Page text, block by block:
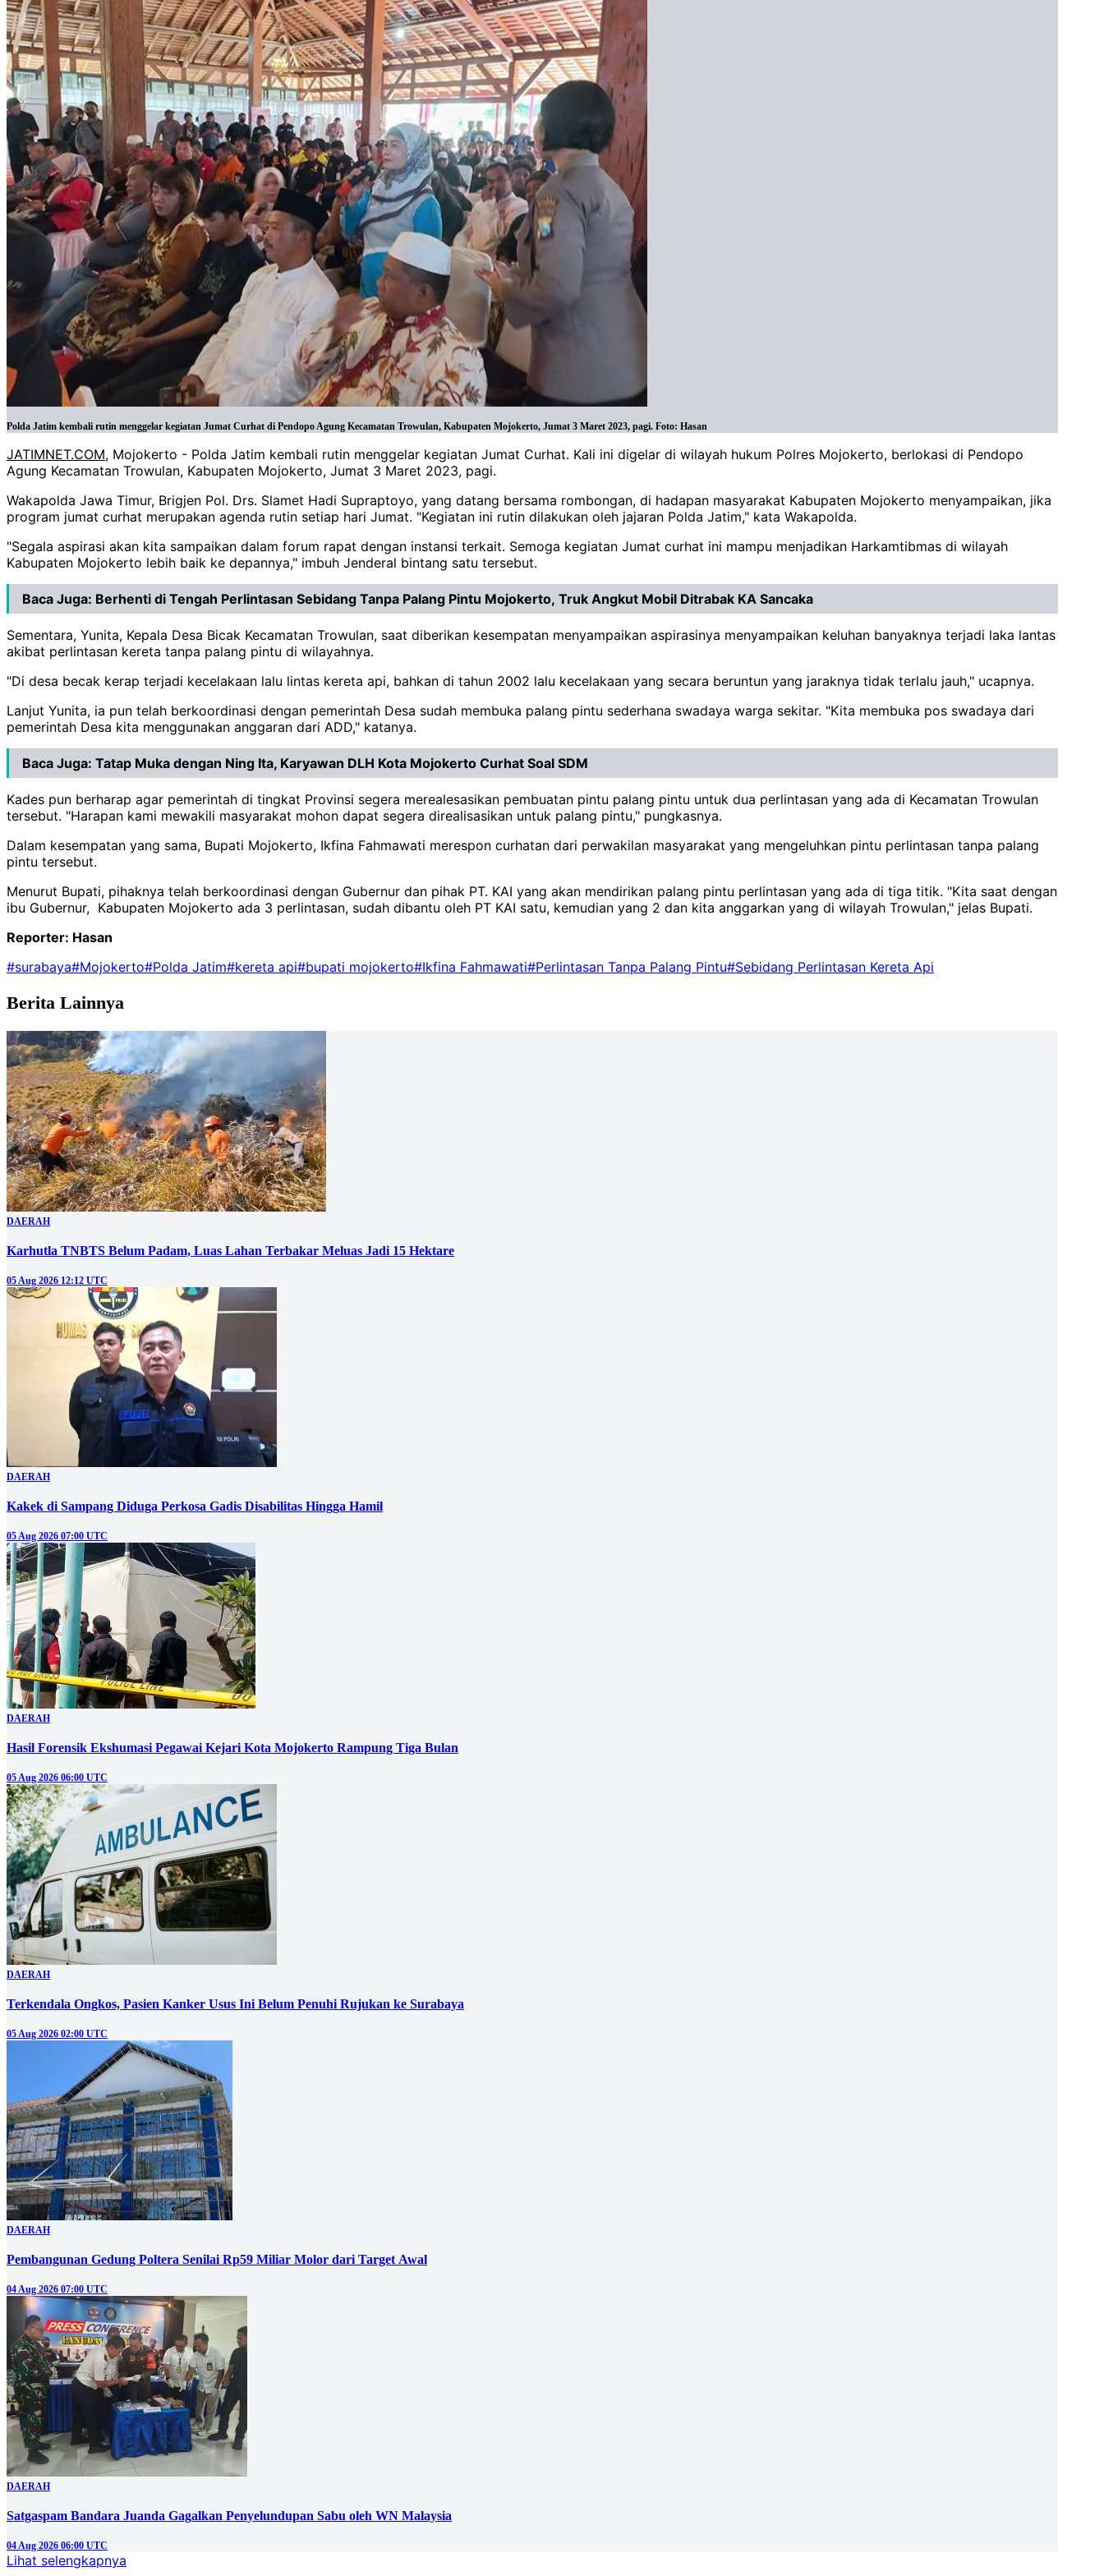
Polda Jatim kembali rutin menggelar kegiatan Jumat Curhat di Pendopo Agung Kecamatan Trowulan, Kabupaten Mojokerto, Jumat 3 Maret 2023, pagi. Foto: Hasan
JATIMNET.COM, Mojokerto - Polda Jatim kembali rutin menggelar kegiatan Jumat Curhat. Kali ini digelar di wilayah hukum Polres Mojokerto, berlokasi di Pendopo
Agung Kecamatan Trowulan, Kabupaten Mojokerto, Jumat 3 Maret 2023, pagi.
Wakapolda Jawa Timur, Brigjen Pol. Drs. Slamet Hadi Supraptoyo, yang datang bersama rombongan, di hadapan masyarakat Kabupaten Mojokerto menyampaikan, jika
program jumat curhat merupakan agenda rutin setiap hari Jumat. "Kegiatan ini rutin dilakukan oleh jajaran Polda Jatim," kata Wakapolda.
"Segala aspirasi akan kita sampaikan dalam forum rapat dengan instansi terkait. Semoga kegiatan Jumat curhat ini mampu menjadikan Harkamtibmas di wilayah
Kabupaten Mojokerto lebih baik ke depannya," imbuh Jenderal bintang satu tersebut.
Baca Juga: Berhenti di Tengah Perlintasan Sebidang Tanpa Palang Pintu Mojokerto, Truk Angkut Mobil Ditrabak KA Sancaka
Sementara, Yunita, Kepala Desa Bicak Kecamatan Trowulan, saat diberikan kesempatan menyampaikan aspirasinya menyampaikan keluhan banyaknya terjadi laka lantas
akibat perlintasan kereta tanpa palang pintu di wilayahnya.
"Di desa becak kerap terjadi kecelakaan lalu lintas kereta api, bahkan di tahun 2002 lalu kecelakaan yang secara beruntun yang jaraknya tidak terlalu jauh," ucapnya.
Lanjut Yunita, ia pun telah berkoordinasi dengan pemerintah Desa sudah membuka palang pintu sederhana swadaya warga sekitar. "Kita membuka pos swadaya dari
pemerintah Desa kita menggunakan anggaran dari ADD," katanya.
Baca Juga: Tatap Muka dengan Ning Ita, Karyawan DLH Kota Mojokerto Curhat Soal SDM
Kades pun berharap agar pemerintah di tingkat Provinsi segera merealesasikan pembuatan pintu palang pintu untuk dua perlintasan yang ada di Kecamatan Trowulan
tersebut. "Harapan kami mewakili masyarakat mohon dapat segera direalisasikan untuk palang pintu," pungkasnya.
Dalam kesempatan yang sama, Bupati Mojokerto, Ikfina Fahmawati merespon curhatan dari perwakilan masyarakat yang mengeluhkan pintu perlintasan tanpa palang
pintu tersebut.
Menurut Bupati, pihaknya telah berkoordinasi dengan Gubernur dan pihak PT. KAI yang akan mendirikan palang pintu perlintasan yang ada di tiga titik. "Kita saat dengan
ibu Gubernur, Kabupaten Mojokerto ada 3 perlintasan, sudah dibantu oleh PT KAI satu, kemudian yang 2 dan kita anggarkan yang di wilayah Trowulan," jelas Bupati.
Reporter: Hasan
#surabaya#Mojokerto#Polda Jatim#kereta api#bupati mojokerto#Ikfina Fahmawati#Perlintasan Tanpa Palang Pintu#Sebidang Perlintasan Kereta Api
Berita Lainnya
DAERAH
Karhutla TNBTS Belum Padam, Luas Lahan Terbakar Meluas Jadi 15 Hektare
05 Aug 2026 12:12 UTC
DAERAH
Kakek di Sampang Diduga Perkosa Gadis Disabilitas Hingga Hamil
05 Aug 2026 07:00 UTC
DAERAH
Hasil Forensik Ekshumasi Pegawai Kejari Kota Mojokerto Rampung Tiga Bulan
05 Aug 2026 06:00 UTC
DAERAH
Terkendala Ongkos, Pasien Kanker Usus Ini Belum Penuhi Rujukan ke Surabaya
05 Aug 2026 02:00 UTC
DAERAH
Pembangunan Gedung Poltera Senilai Rp59 Miliar Molor dari Target Awal
04 Aug 2026 07:00 UTC
DAERAH
Satgaspam Bandara Juanda Gagalkan Penyelundupan Sabu oleh WN Malaysia
04 Aug 2026 06:00 UTC
Lihat selengkapnya